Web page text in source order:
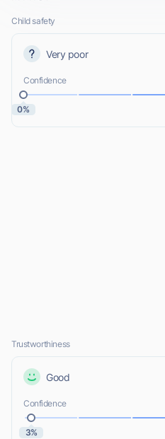
Child safety
Very poor
Confidence
0%
Trustworthiness
Good
Confidence
3%